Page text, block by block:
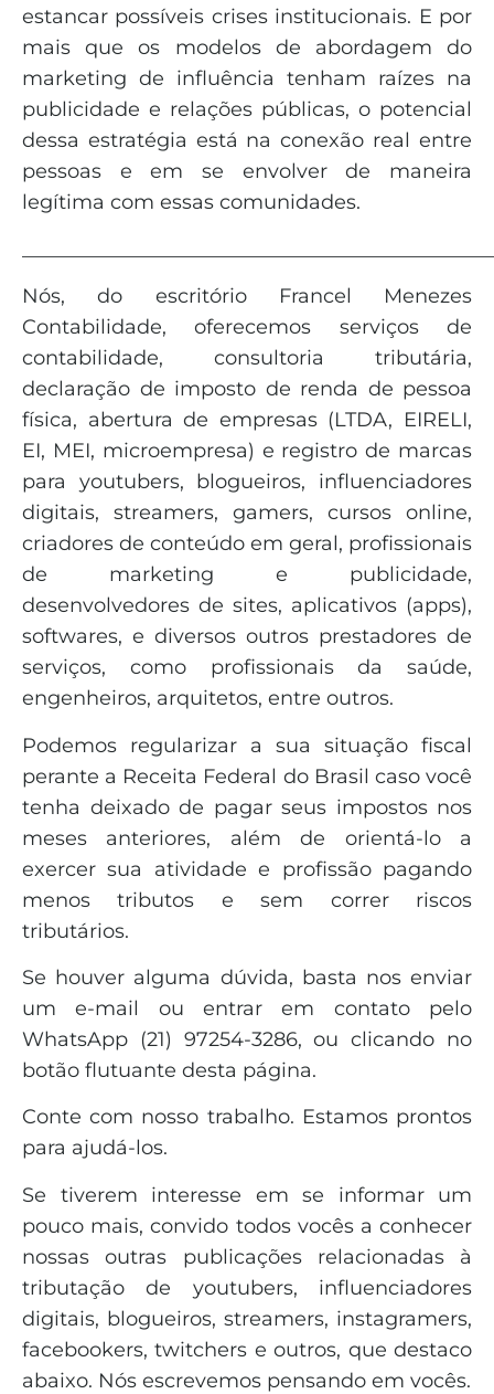
estancar possíveis crises institucionais. E por
mais que os modelos de abordagem do
marketing de influência tenham raízes na
publicidade e relações públicas, o potencial
dessa estratégia está na conexão real entre
pessoas e em se envolver de maneira
legítima com essas comunidades.
Nós, do escritório Francel Menezes
Contabilidade, oferecemos serviços de
contabilidade, consultoria tributária,
declaração de imposto de renda de pessoa
física, abertura de empresas (LTDA, EIRELI,
EI, MEI, microempresa) e registro de marcas
para youtubers, blogueiros, influenciadores
digitais, streamers, gamers, cursos online,
criadores de conteúdo em geral, profissionais
de marketing e publicidade,
desenvolvedores de sites, aplicativos (apps),
softwares, e diversos outros prestadores de
serviços, como profissionais da saúde,
engenheiros, arquitetos, entre outros.
Podemos regularizar a sua situação fiscal
perante a Receita Federal do Brasil caso você
tenha deixado de pagar seus impostos nos
meses anteriores, além de orientá-lo a
exercer sua atividade e profissão pagando
menos tributos e sem correr riscos
tributários.
Se houver alguma dúvida, basta nos enviar
um e-mail ou entrar em contato pelo
WhatsApp (21) 97254-3286, ou clicando no
botão flutuante desta página.
Conte com nosso trabalho. Estamos prontos
para ajudá-los.
Se tiverem interesse em se informar um
pouco mais, convido todos vocês a conhecer
nossas outras publicações relacionadas à
tributação de youtubers, influenciadores
digitais, blogueiros, streamers, instagramers,
facebookers, twitchers e outros, que destaco
abaixo. Nós escrevemos pensando em vocês.